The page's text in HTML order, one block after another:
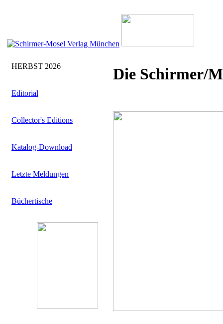
HERBST 2026
Editorial
Collector's Editions
Katalog-Download
Letzte Meldungen
Büchertische
Die Schirmer/